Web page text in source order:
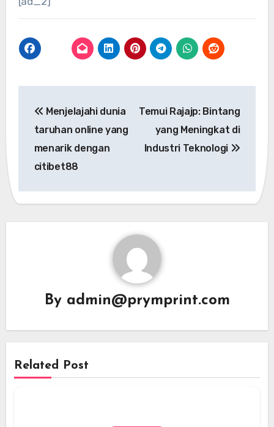
navigation
Menjelajahi dunia
taruhan online yang
menarik dengan
citibet88
Temui Rajajp: Bintang
yang Meningkat di
Industri Teknologi
By admin@prymprint.com
Related Post